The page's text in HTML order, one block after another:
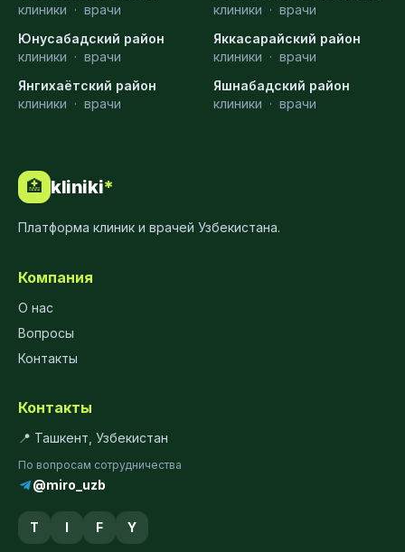
клиники · врачи
клиники · врачи
Юнусабадский район
клиники · врачи
Яккасарайский район
клиники · врачи
Янгихаётский район
клиники · врачи
Яшнабадский район
клиники · врачи
🏥 kliniki*
Платформа клиник и врачей Узбекистана.
Компания
О нас
Вопросы
Контакты
Контакты
📍 Ташкент, Узбекистан
По вопросам сотрудничества
@miro_uzb
T I F Y